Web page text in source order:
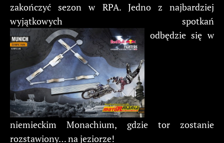
zakończyć sezon w RPA. Jedno z najbardziej
wyjątkowych spotkań
odbędzie się w
niemieckim Monachium, gdzie tor zostanie
rozstawiony… na jeziorze!